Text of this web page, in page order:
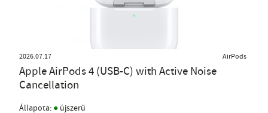
2026.07.17 AirPods
Apple AirPods 4 (USB-C) with Active Noise
Cancellation
Állapota: ● újszerű